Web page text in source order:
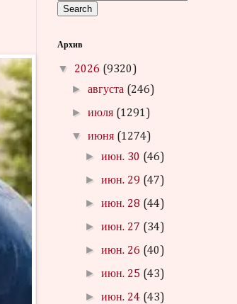
Search
Архив
▼ 2026 (9320)
►августа (246)
►июля (1291)
▼июня (1274)
►июн. 30 (46)
►июн. 29 (47)
►июн. 28 (44)
►июн. 27 (34)
►июн. 26 (40)
►июн. 25 (43)
►июн. 24 (43)